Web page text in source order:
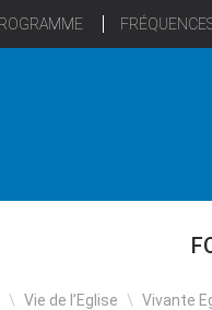
\ Vie de l’Eglise \ Vivante